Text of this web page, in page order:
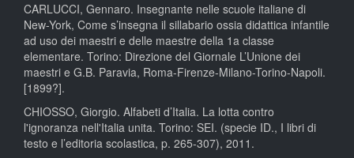
CARLUCCI, Gennaro. Insegnante nelle scuole italiane di
New-York, Come s’insegna il sillabario ossia didattica infantile
ad uso dei maestri e delle maestre della 1a classe
elementare. Torino: Direzione del Giornale L’Unione dei
maestri e G.B. Paravia, Roma-Firenze-Milano-Torino-Napoli.
[1899?].
CHIOSSO, Giorgio. Alfabeti d’Italia. La lotta contro
l'ignoranza nell'Italia unita. Torino: SEI. (specie ID., I libri di
testo e l’editoria scolastica, p. 265-307), 2011.